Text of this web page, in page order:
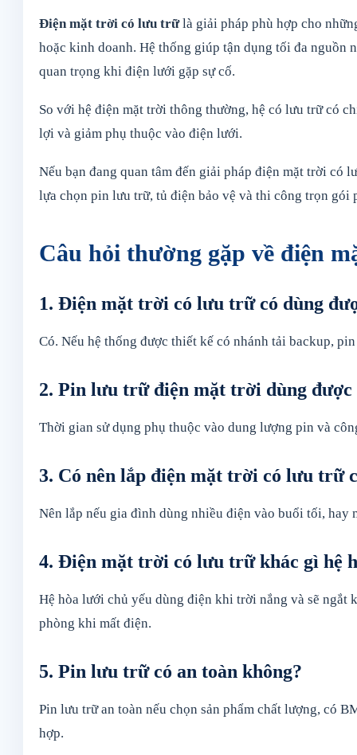
Điện mặt trời có lưu trữlà giải pháp phù hợp cho
hoặc kinh doanh. Hệ thống giúp tận dụng tối đa nguồn
quan trọng khi điện lưới gặp sự cố.
So với hệ điện mặt trời thông thường, hệ có lưu trữ có
lợi và giảm phụ thuộc vào điện lưới.
Nếu bạn đang quan tâm đến giải pháp điện mặt trời có
lựa chọn pin lưu trữ, tủ điện bảo vệ và thi công trọn gói
Câu hỏi thường gặp về điện
1. Điện mặt trời có lưu trữ có dùng
Có. Nếu hệ thống được thiết kế có nhánh tải backup,
2. Pin lưu trữ điện mặt trời dùng được
Thời gian sử dụng phụ thuộc vào dung lượng pin và
3. Có nên lắp điện mặt trời có lưu trữ
Nên lắp nếu gia đình dùng nhiều điện vào buổi tối,
4. Điện mặt trời có lưu trữ khác gì hệ
Hệ hòa lưới chủ yếu dùng điện khi trời nắng và sẽ
phòng khi mất điện.
5. Pin lưu trữ có an toàn không?
Pin lưu trữ an toàn nếu chọn sản phẩm chất lượng, có
hợp.